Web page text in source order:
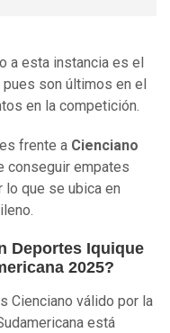
a esta instancia es el
son últimos en el
en la competición.
frente a Cienciano
conseguir empates
lo que se ubica en
Deportes Iquique
2025?
Cienciano válido por la
está